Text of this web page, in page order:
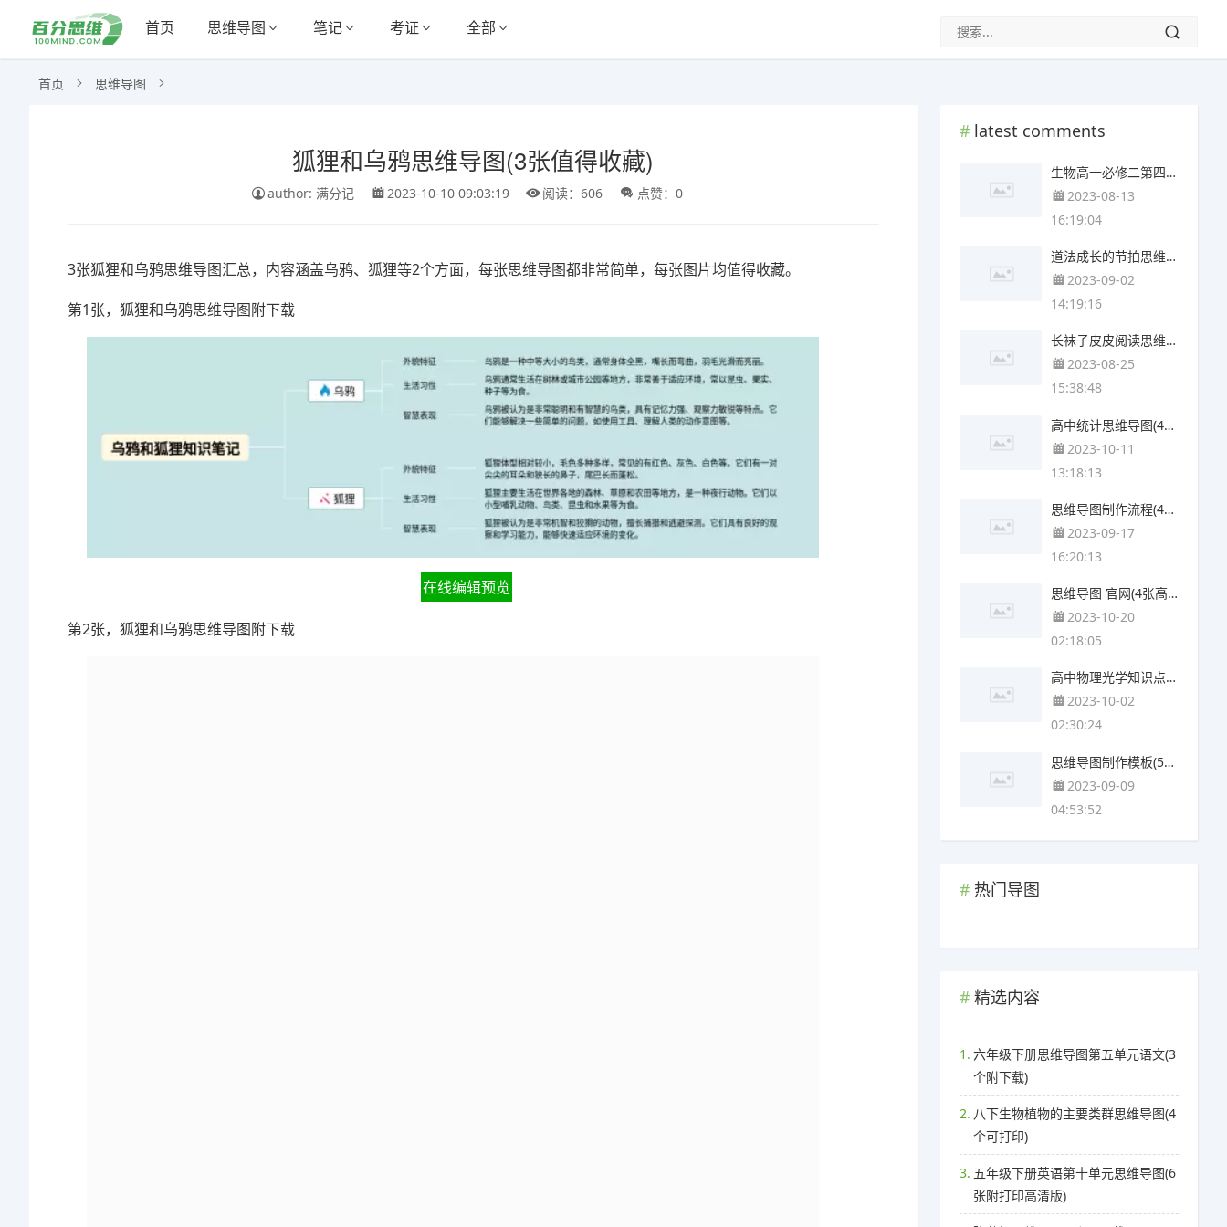
首页 思维导图 笔记 考证 全部
首页 思维导图
狐狸和乌鸦思维导图(3张值得收藏)
author: 满分记 2023-10-10 09:03:19 阅读：606 点赞：0
3张狐狸和乌鸦思维导图汇总，内容涵盖乌鸦、狐狸等2个方面，每张思维导图都非常简单，每张图片均值得收藏。
第1张，狐狸和乌鸦思维导图附下载
在线编辑预览
第2张，狐狸和乌鸦思维导图附下载
latest comments
生物高一必修二第四章思维导图(4个精选版)
2023-08-13
16:19:04
道法成长的节拍思维导图(3张附打印高清版)
2023-09-02
14:19:16
长袜子皮皮阅读思维导图(4个附下载)
2023-08-25
15:38:48
高中统计思维导图(4个可打印)
2023-10-11
13:18:13
思维导图制作流程(4个可下载)
2023-09-17
16:20:13
思维导图 官网(4张高清晰可打印)
2023-10-20
02:18:05
高中物理光学知识点思维导图(4个附下载)
2023-10-02
02:30:24
思维导图制作模板(5张可下载)
2023-09-09
04:53:52
热门导图
精选内容
1. 六年级下册思维导图第五单元语文(3
个附下载)
2. 八下生物植物的主要类群思维导图(4
个可打印)
3. 五年级下册英语第十单元思维导图(6
张附打印高清版)